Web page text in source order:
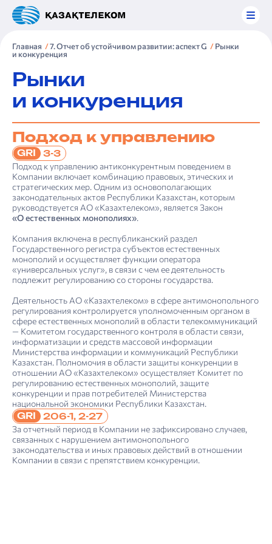
Главная 7. Отчет об устойчивом развитии: аспект G
Рынки
и конкуренция
Рынки
и конкуренция
Подход к управлению
GRI 3-3
Подход к управлению антиконкурентным поведением в
Компании включает комбинацию правовых, этических и
стратегических мер. Одним из основополагающих
законодательных актов Республики Казахстан, которым
руководствуется АО «Казахтелеком», является Закон
«О естественных монополиях».
Компания включена в республиканский раздел
Государственного регистра субъектов естественных
монополий и осуществляет функции оператора
«универсальных услуг», в связи с чем ее деятельность
подлежит регулированию со стороны государства.
Деятельность АО «Казахтелеком» в сфере антимонопольного
регулирования контролируется уполномоченным органом в
сфере естественных монополий в области телекоммуникаций
— Комитетом государственного контроля в области связи,
информатизации и средств массовой информации
Министерства информации и коммуникаций Республики
Казахстан. Полномочия в области защиты конкуренции в
отношении АО «Казахтелеком» осуществляет Комитет по
регулированию естественных монополий, защите
конкуренции и прав потребителей Министерства
национальной экономики Республики Казахстан.
GRI 206-1, 2-27
За отчетный период в Компании не зафиксировано случаев,
связанных с нарушением антимонопольного
законодательства и иных правовых действий в отношении
Компании в связи с препятствием конкуренции.